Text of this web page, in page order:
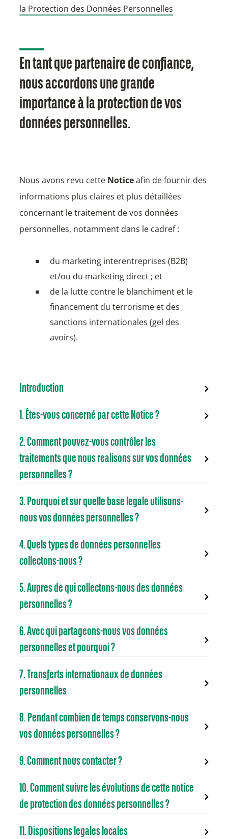
la Protection des Données Personnelles
En tant que partenaire de confiance,
nous accordons une grande
importance à la protection de vos
données personnelles.
Nous avons revu cette Noticeafin de fournir des
informations plus claires et plus détaillées
concernant le traitement de vos données
personnelles, notamment dans le cadref :
du marketing interentreprises (B2B)
et/ou du marketing direct ; et
de la lutte contre le blanchiment et le
financement du terrorisme et des
sanctions internationales (gel des
avoirs).
Introduction
1. Êtes-vous concerné par cette Notice ?
2. Comment pouvez-vous contrôler les
traitements que nous realisons sur vos données
personnelles ?
3. Pourquoi et sur quelle base legale utilisons-
nous vos données personnelles ?
4. Quels types de données personnelles
collectons-nous ?
5. Aupres de qui collectons-nous des données
personnelles ?
6. Avec qui partageons-nous vos données
personnelles et pourquoi ?
7. Transferts internationaux de données
personnelles
8. Pendant combien de temps conservons-nous
vos données personnelles ?
9. Comment nous contacter ?
10. Comment suivre les évolutions de cette notice
de protection des données personnelles ?
11. Dispositions legales locales